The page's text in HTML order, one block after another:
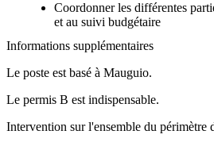
Coordonner les différentes
et au suivi budgétaire
Informations supplémentaires
Le poste est basé à Mauguio.
Le permis B est indispensable.
Intervention sur l'ensemble du périmètre